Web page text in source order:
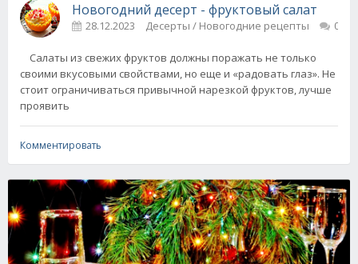
Новогодний десерт - фруктовый салат
28.12.2023 Десерты / Новогодние рецепты 0
Салаты из свежих фруктов должны поражать не только
своими вкусовыми свойствами, но еще и «радовать глаз». Не
стоит ограничиваться привычной нарезкой фруктов, лучше
проявить
Комментировать